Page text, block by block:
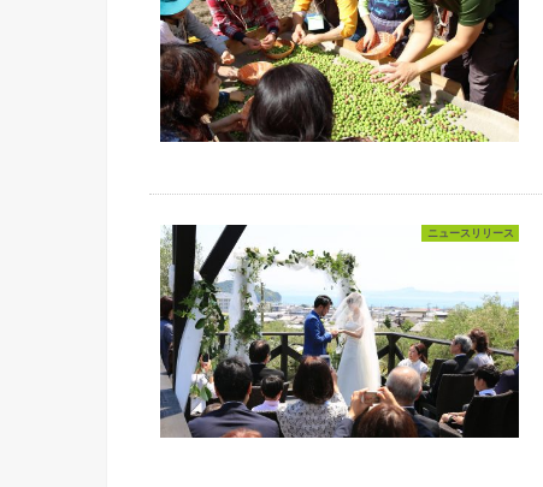
ニュースリリース